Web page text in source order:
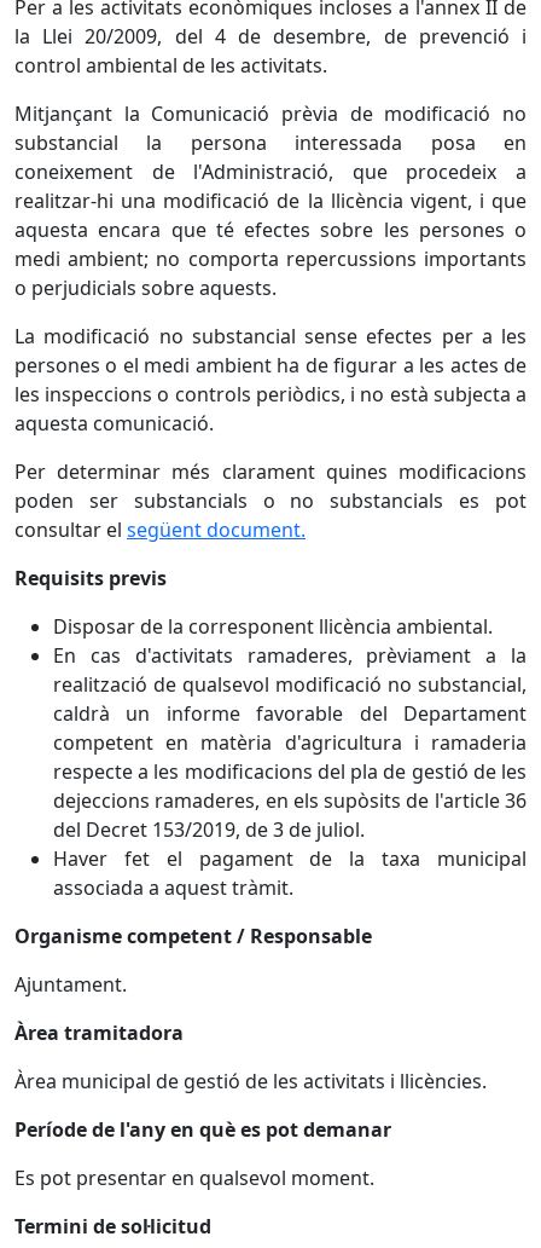
Per a les activitats econòmiques incloses a l'annex II de
la Llei 20/2009, del 4 de desembre, de prevenció i
control ambiental de les activitats.
Mitjançant la Comunicació prèvia de modificació no
substancial la persona interessada posa en
coneixement de l'Administració, que procedeix a
realitzar-hi una modificació de la llicència vigent, i que
aquesta encara que té efectes sobre les persones o
medi ambient; no comporta repercussions importants
o perjudicials sobre aquests.
La modificació no substancial sense efectes per a les
persones o el medi ambient ha de figurar a les actes de
les inspeccions o controls periòdics, i no està subjecta a
aquesta comunicació.
Per determinar més clarament quines modificacions
poden ser substancials o no substancials es pot
consultar el següent document.
Requisits previs
Disposar de la corresponent llicència ambiental.
En cas d'activitats ramaderes, prèviament a la
realització de qualsevol modificació no substancial,
caldrà un informe favorable del Departament
competent en matèria d'agricultura i ramaderia
respecte a les modificacions del pla de gestió de les
dejeccions ramaderes, en els supòsits de l'article 36
del Decret 153/2019, de 3 de juliol.
Haver fet el pagament de la taxa municipal
associada a aquest tràmit.
Organisme competent / Responsable
Ajuntament.
Àrea tramitadora
Àrea municipal de gestió de les activitats i llicències.
Període de l'any en què es pot demanar
Es pot presentar en qualsevol moment.
Termini de sol·licitud